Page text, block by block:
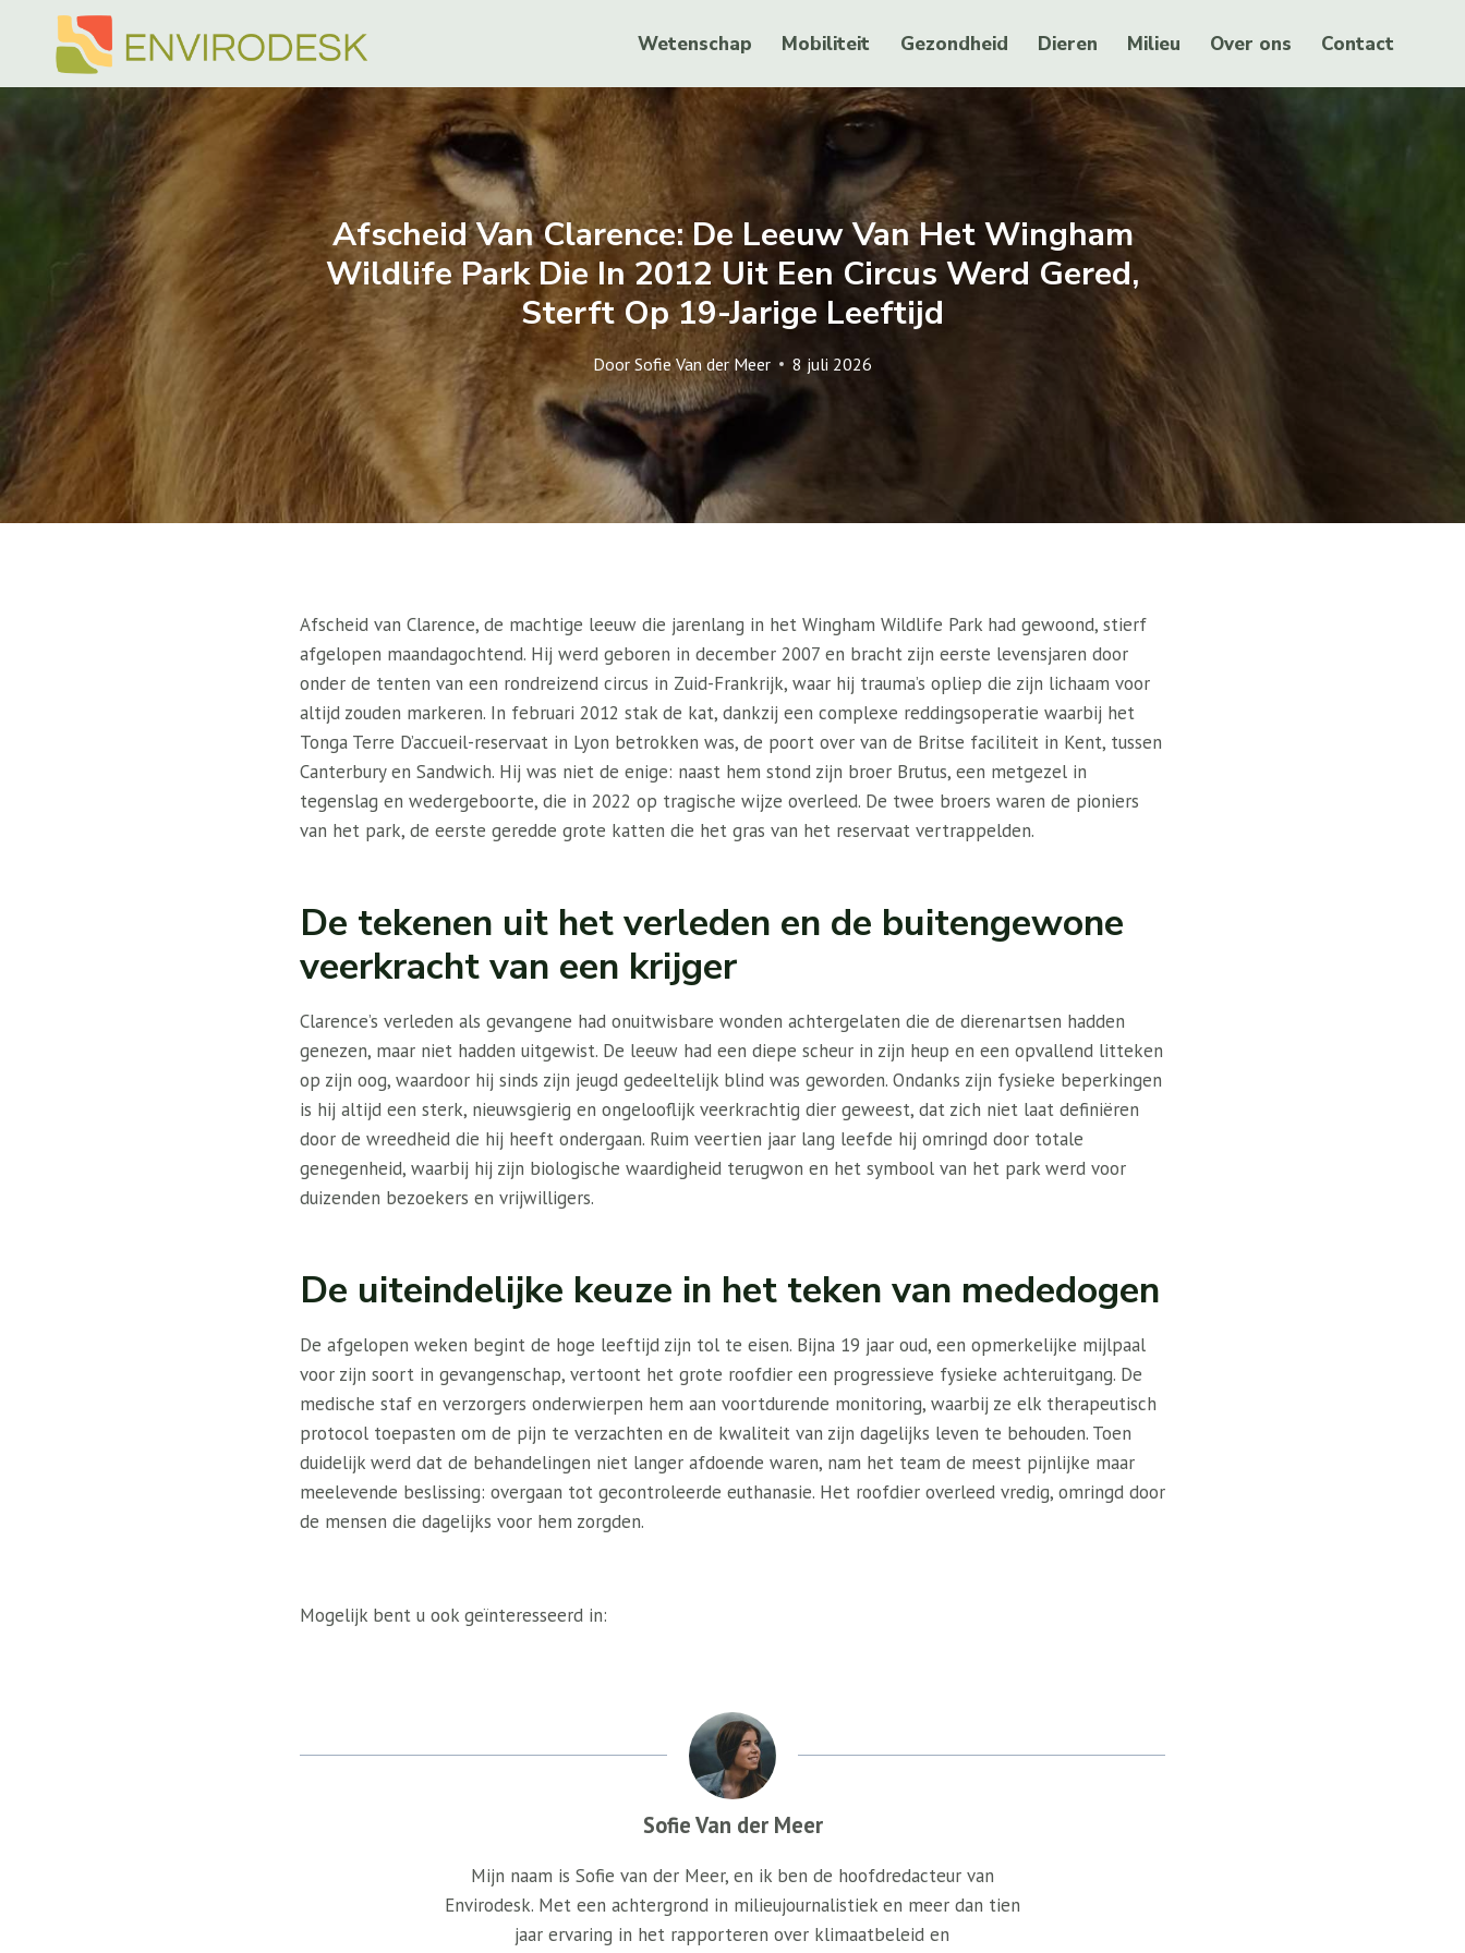
Doorgaan
Wetenschap Mobiliteit Gezondheid Dieren Milieu Over ons Contact
Afscheid Van Clarence: De Leeuw Van Het Wingham
Wildlife Park Die In 2012 Uit Een Circus Werd Gered,
Sterft Op 19-Jarige Leeftijd
Door Sofie Van der Meer 8 juli 2026
Afscheid van Clarence, de machtige leeuw die jarenlang in het Wingham Wildlife Park had gewoond, stierf
afgelopen maandagochtend. Hij werd geboren in december 2007 en bracht zijn eerste levensjaren door
onder de tenten van een rondreizend circus in Zuid-Frankrijk, waar hij trauma’s opliep die zijn lichaam voor
altijd zouden markeren. In februari 2012 stak de kat, dankzij een complexe reddingsoperatie waarbij het
Tonga Terre D’accueil-reservaat in Lyon betrokken was, de poort over van de Britse faciliteit in Kent, tussen
Canterbury en Sandwich. Hij was niet de enige: naast hem stond zijn broer Brutus, een metgezel in
tegenslag en wedergeboorte, die in 2022 op tragische wijze overleed. De twee broers waren de pioniers
van het park, de eerste geredde grote katten die het gras van het reservaat vertrappelden.
De tekenen uit het verleden en de buitengewone
veerkracht van een krijger
Clarence’s verleden als gevangene had onuitwisbare wonden achtergelaten die de dierenartsen hadden
genezen, maar niet hadden uitgewist. De leeuw had een diepe scheur in zijn heup en een opvallend litteken
op zijn oog, waardoor hij sinds zijn jeugd gedeeltelijk blind was geworden. Ondanks zijn fysieke beperkingen
is hij altijd een sterk, nieuwsgierig en ongelooflijk veerkrachtig dier geweest, dat zich niet laat definiëren
door de wreedheid die hij heeft ondergaan. Ruim veertien jaar lang leefde hij omringd door totale
genegenheid, waarbij hij zijn biologische waardigheid terugwon en het symbool van het park werd voor
duizenden bezoekers en vrijwilligers.
De uiteindelijke keuze in het teken van mededogen
De afgelopen weken begint de hoge leeftijd zijn tol te eisen. Bijna 19 jaar oud, een opmerkelijke mijlpaal
voor zijn soort in gevangenschap, vertoont het grote roofdier een progressieve fysieke achteruitgang. De
medische staf en verzorgers onderwierpen hem aan voortdurende monitoring, waarbij ze elk therapeutisch
protocol toepasten om de pijn te verzachten en de kwaliteit van zijn dagelijks leven te behouden. Toen
duidelijk werd dat de behandelingen niet langer afdoende waren, nam het team de meest pijnlijke maar
meelevende beslissing: overgaan tot gecontroleerde euthanasie. Het roofdier overleed vredig, omringd door
de mensen die dagelijks voor hem zorgden.
Mogelijk bent u ook geïnteresseerd in:
Sofie Van der Meer
Mijn naam is Sofie van der Meer, en ik ben de hoofdredacteur van
Envirodesk. Met een achtergrond in milieujournalistiek en meer dan tien
jaar ervaring in het rapporteren over klimaatbeleid en